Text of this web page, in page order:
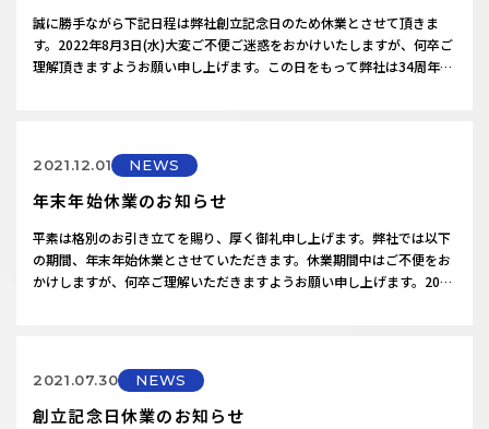
誠に勝手ながら下記日程は弊社創立記念日のため休業とさせて頂きま
す。2022年8月3日(水)大変ご不便ご迷惑をおかけいたしますが、何卒ご
理解頂きますようお願い申し上げます。この日をもって弊社は34周年を
2021.12.01 NEWS
年末年始休業のお知らせ
平素は格別のお引き立てを賜り、厚く御礼申し上げます。弊社では以下
の期間、年末年始休業とさせていただきます。休業期間中はご不便をお
かけしますが、何卒ご理解いただきますようお願い申し上げます。2021
2021.07.30 NEWS
創立記念日休業のお知らせ